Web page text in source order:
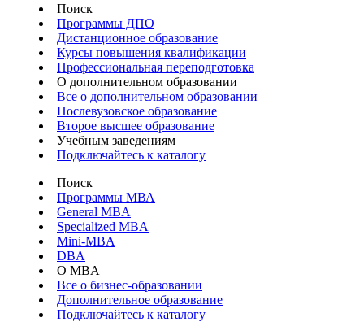
Поиск
Программы ДПО
Дистанционное образование
Курсы повышения квалификации
Профессиональная переподготовка
О дополнительном образовании
Все о дополнительном образовании
Послевузовское образование
Второе высшее образование
Учебным заведениям
Подключайтесь к каталогу
Поиск
Программы МВА
General MBA
Specialized MBA
Mini-MBA
DBA
О MBA
Все о бизнес-образовании
Дополнительное образование
Подключайтесь к каталогу